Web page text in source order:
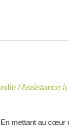
/ Assistance à
mettant au cœur